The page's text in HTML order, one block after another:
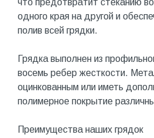
одного края на другой и
полив всей грядки.
Грядка выполнен из
восемь ребер жесткости.
оцинкованным или иметь
полимерное покрытие
Преимущества наших грядок